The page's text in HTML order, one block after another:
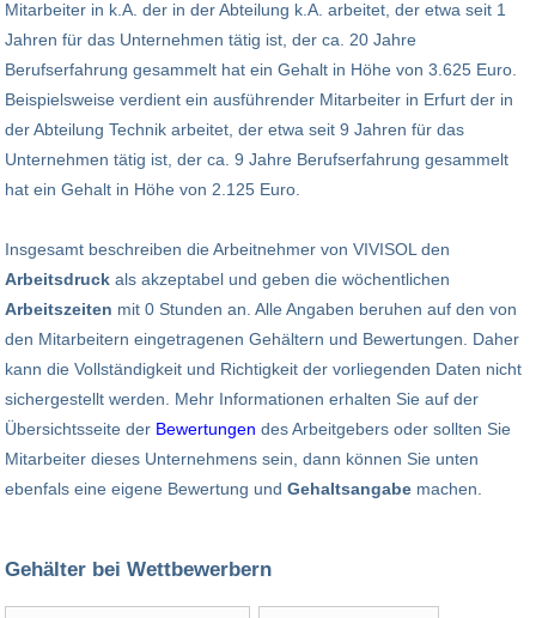
Mitarbeiter in k.A. der in der Abteilung k.A. arbeitet, der etwa seit 1
Jahren für das Unternehmen tätig ist, der ca. 20 Jahre
Berufserfahrung gesammelt hat ein Gehalt in Höhe von 3.625 Euro.
Beispielsweise verdient ein ausführender Mitarbeiter in Erfurt der in
der Abteilung Technik arbeitet, der etwa seit 9 Jahren für das
Unternehmen tätig ist, der ca. 9 Jahre Berufserfahrung gesammelt
hat ein Gehalt in Höhe von 2.125 Euro.
Insgesamt beschreiben die Arbeitnehmer von VIVISOL den
Arbeitsdruck als akzeptabel und geben die wöchentlichen
Arbeitszeiten mit 0 Stunden an. Alle Angaben beruhen auf den von
den Mitarbeitern eingetragenen Gehältern und Bewertungen. Daher
kann die Vollständigkeit und Richtigkeit der vorliegenden Daten nicht
sichergestellt werden. Mehr Informationen erhalten Sie auf der
Übersichtsseite der Bewertungen des Arbeitgebers oder sollten Sie
Mitarbeiter dieses Unternehmens sein, dann können Sie unten
ebenfals eine eigene Bewertung und Gehaltsangabe machen.
Gehälter bei Wettbewerbern